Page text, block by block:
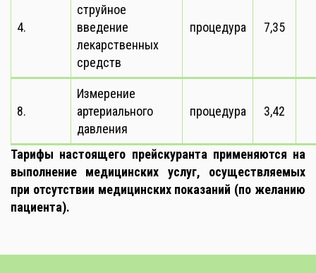
4.
струйное
введение
лекарственных
средств
процедура 7,35
8.
Измерение
артериального
давления
процедура 3,42
Тарифы настоящего прейскуранта применяются на
выполнение медицинских услуг, осуществляемых
при отсутствии медицинских показаний (по желанию
пациента).